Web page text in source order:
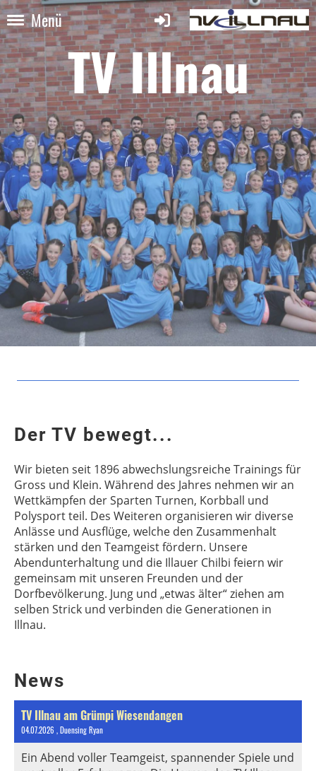
Menü TV Illnau
Der TV bewegt...
Wir bieten seit 1896 abwechslungsreiche Trainings für
Gross und Klein. Während des Jahres nehmen wir an
Wettkämpfen der Sparten Turnen, Korbball und
Polysport teil. Des Weiteren organisieren wir diverse
Anlässe und Ausflüge, welche den Zusammenhalt
stärken und den Teamgeist fördern. Unsere
Abendunterhaltung und die Illauer Chilbi feiern wir
gemeinsam mit unseren Freunden und der
Dorfbevölkerung. Jung und „etwas älter“ ziehen am
selben Strick und verbinden die Generationen in
Illnau.
News
TV Illnau am Grümpi Wiesendangen
04.07.2026 , Duensing Ryan
Ein Abend voller Teamgeist, spannender Spiele und